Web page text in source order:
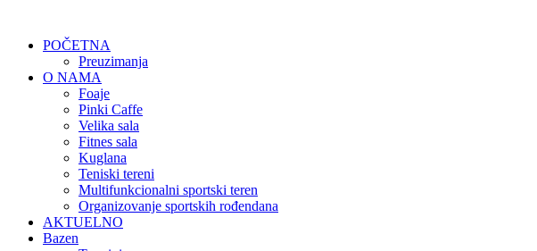
POČETNA
Preuzimanja
O NAMA
Foaje
Pinki Caffe
Velika sala
Fitnes sala
Kuglana
Teniski tereni
Multifunkcionalni sportski teren
Organizovanje sportskih rođendana
AKTUELNO
Bazen